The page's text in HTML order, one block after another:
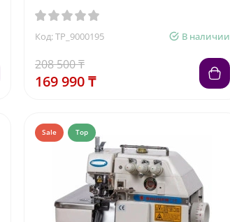
Код: TP_9000195 В наличии
208 500 ₸
169 990 ₸
Sale Top